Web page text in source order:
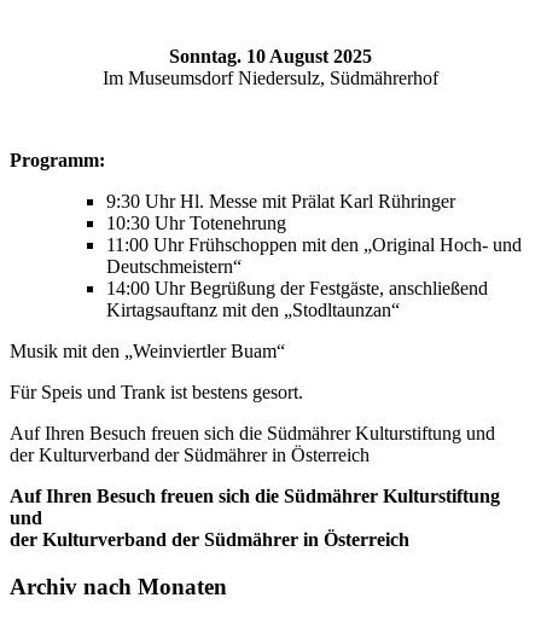
Sonntag. 10 August 2025
Im Museumsdorf Niedersulz, Südmährerhof
Programm:
9:30 Uhr Hl. Messe mit Prälat Karl Rühringer
10:30 Uhr Totenehrung
11:00 Uhr Frühschoppen mit den „Original Hoch- und
Deutschmeistern“
14:00 Uhr Begrüßung der Festgäste, anschließend
Kirtagsauftanz mit den „Stodltaunzan“
Musik mit den „Weinviertler Buam“
Für Speis und Trank ist bestens gesort.
Auf Ihren Besuch freuen sich die Südmährer Kulturstiftung und
der Kulturverband der Südmährer in Österreich
Auf Ihren Besuch freuen sich die Südmährer Kulturstiftung
und
der Kulturverband der Südmährer in Österreich
Archiv nach Monaten